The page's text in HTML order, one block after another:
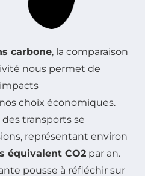
carbone, la comparaison
nous permet de
choix économiques.
transports se
représentant environ
équivalent CO2 par an.
pousse à réfléchir sur